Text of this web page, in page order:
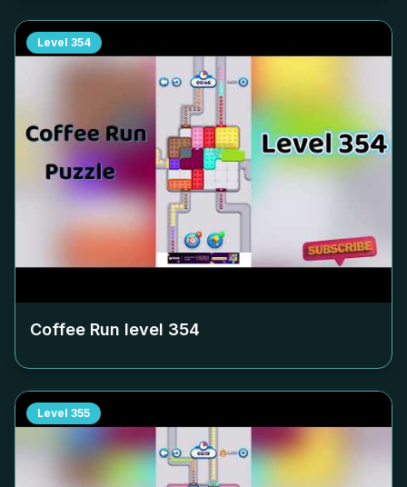
Level 354
Coffee Run level 354
Level 355